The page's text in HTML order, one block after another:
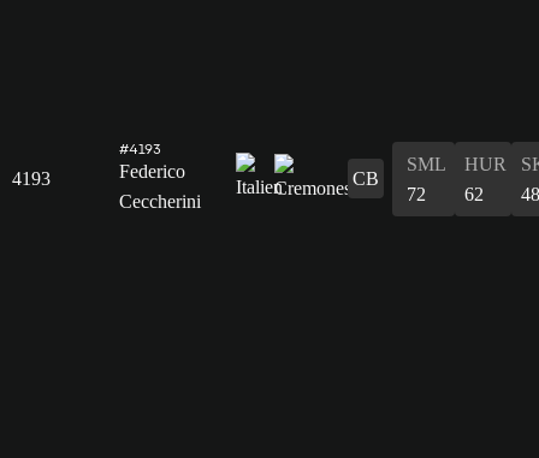
4193
#4193
Federico
Ceccherini
CB
SML
72
HUR
62
48